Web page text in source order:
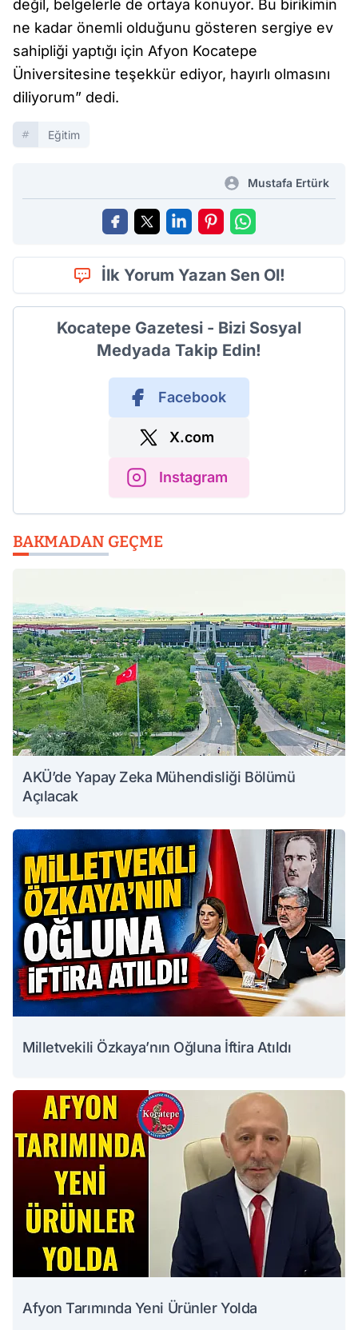
değil, belgelerle de ortaya konuyor. Bu birikimin
ne kadar önemli olduğunu gösteren sergiye ev
sahipliği yaptığı için Afyon Kocatepe
Üniversitesine teşekkür ediyor, hayırlı olmasını
diliyorum” dedi.
Eğitim
Mustafa Ertürk
İlk Yorum Yazan Sen Ol!
Kocatepe Gazetesi - Bizi Sosyal
Medyada Takip Edin!
Facebook
X.com
Instagram
BAKMADAN GEÇME
AKÜ’de Yapay Zeka Mühendisliği Bölümü
Açılacak
Milletvekili Özkaya’nın Oğluna İftira Atıldı
Afyon Tarımında Yeni Ürünler Yolda